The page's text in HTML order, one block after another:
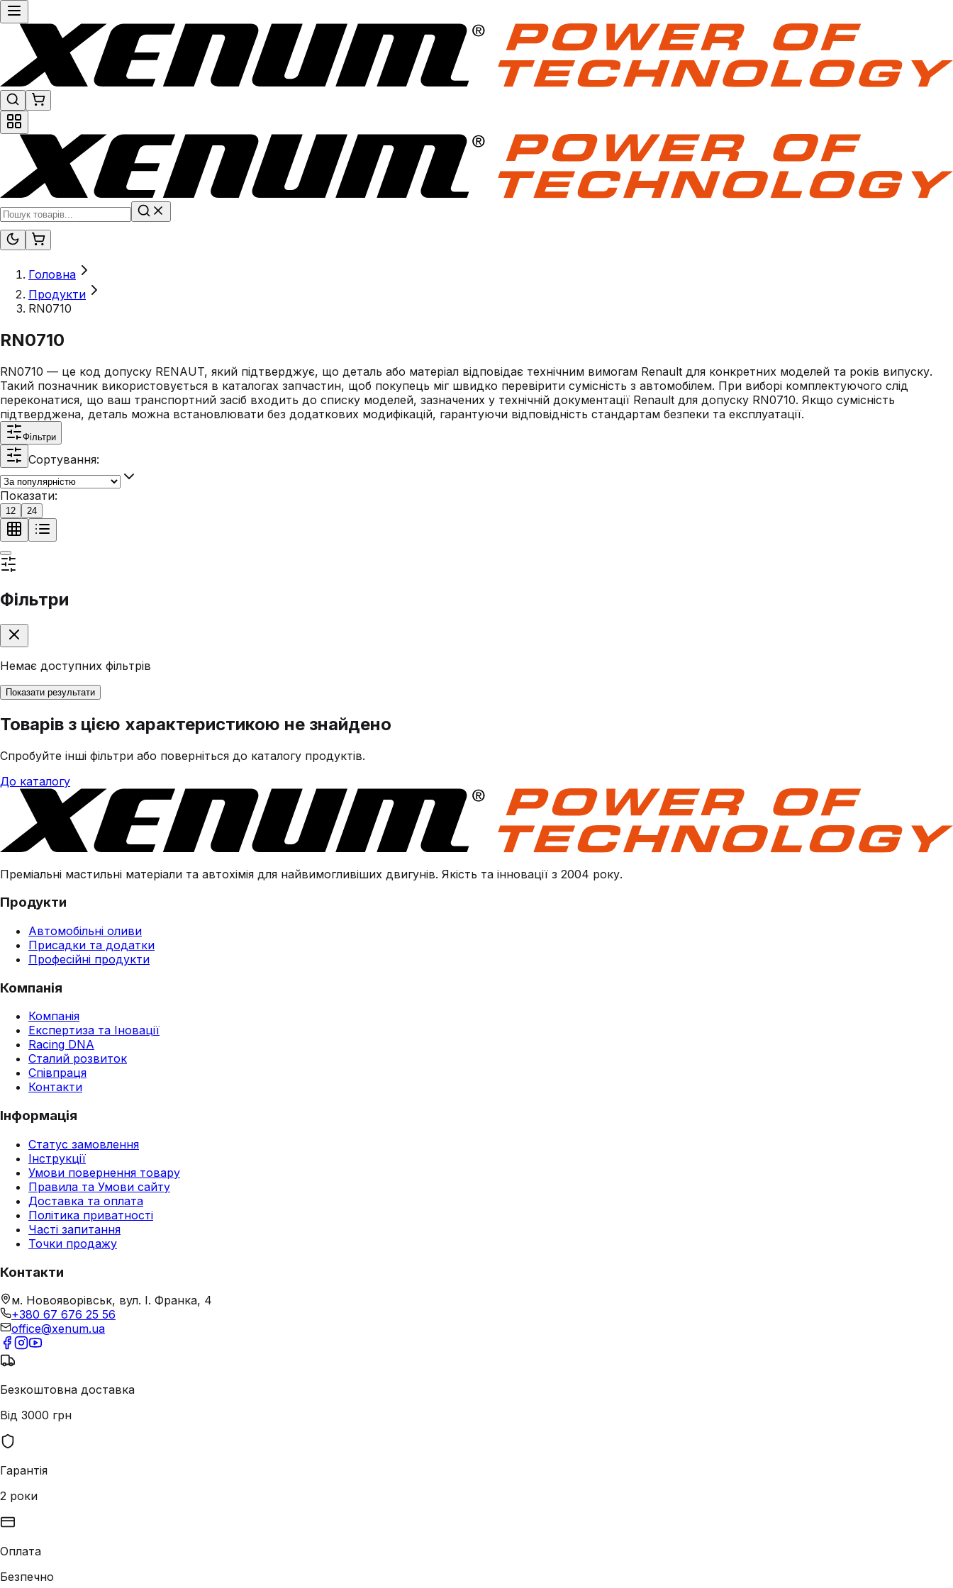
Головна
Продукти
RN0710
RN0710
RN0710 — це код допуску RENAUT, який підтверджує, що деталь або матеріал відповідає технічним вимогам Renault для конкретних моделей та років випуску.
Такий позначник використовується в каталогах запчастин, щоб покупець міг швидко перевірити сумісність з автомобілем. При виборі комплектуючого слід
переконатися, що ваш транспортний засіб входить до списку моделей, зазначених у технічній документації Renault для допуску RN0710. Якщо сумісність
підтверджена, деталь можна встановлювати без додаткових модифікацій, гарантуючи відповідність стандартам безпеки та експлуатації.
Фільтри
Сортування:
Показати:
12 24
Фільтри
Немає доступних фільтрів
Показати результати
Товарів з цією характеристикою не знайдено
Спробуйте інші фільтри або поверніться до каталогу продуктів.
До каталогу
Преміальні мастильні матеріали та автохімія для найвимогливіших двигунів. Якість та інновації з 2004 року.
Продукти
Автомобільні оливи
Присадки та додатки
Професійні продукти
Компанія
Компанія
Експертиза та Іновації
Racing DNA
Сталий розвиток
Співпраця
Контакти
Інформація
Статус замовлення
Інструкції
Умови повернення товару
Правила та Умови сайту
Доставка та оплата
Політика приватності
Часті запитання
Точки продажу
Контакти
м. Новояворівськ, вул. І. Франка, 4
+380 67 676 25 56
office@xenum.ua
Безкоштовна доставка
Від 3000 грн
Гарантія
2 роки
Оплата
Безпечно